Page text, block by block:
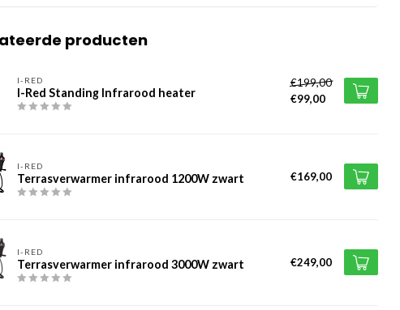
producten
I-RED
I-Red Standing Infrarood heater
€199,00
€99,00
I-RED
Terrasverwarmer infrarood 1200W zwart €169,00
I-RED
Terrasverwarmer infrarood 3000W zwart €249,00